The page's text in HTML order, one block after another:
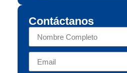
Contáctanos